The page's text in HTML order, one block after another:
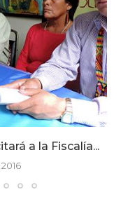
a la Fiscalía...